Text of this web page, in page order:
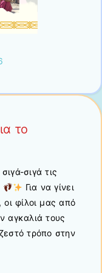
το
σιγά τις
Για να γίνει
φίλοι μας από
αγκαλιά τους
τρόπο στην